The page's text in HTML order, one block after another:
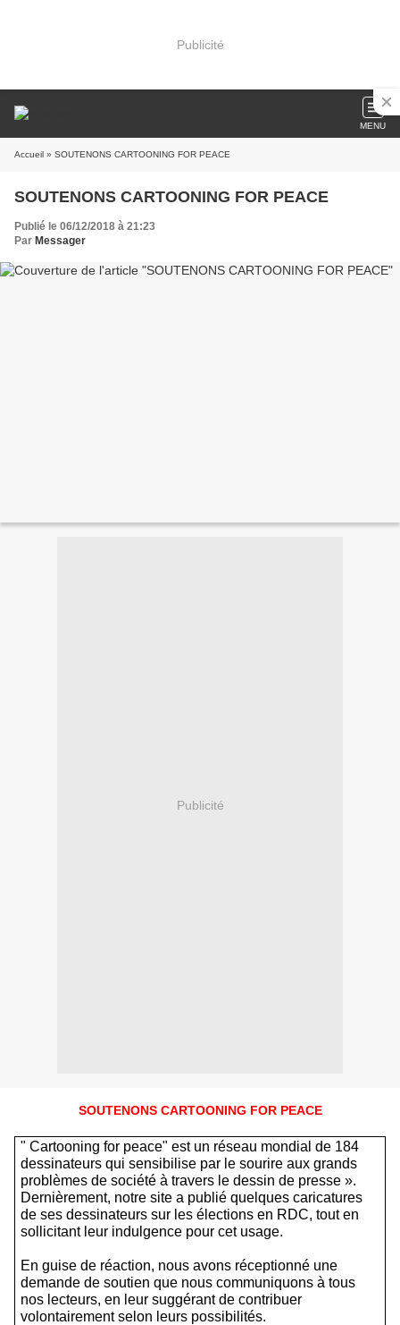
Publicité
MENU
Accueil » SOUTENONS CARTOONING FOR PEACE
SOUTENONS CARTOONING FOR PEACE
Publié le 06/12/2018 à 21:23
Par Messager
Publicité
SOUTENONS CARTOONING FOR PEACE
" Cartooning for peace" est un réseau mondial de 184
dessinateurs qui sensibilise par le sourire aux grands
problèmes de société à travers le dessin de presse ».
Dernièrement, notre site a publié quelques caricatures
de ses dessinateurs sur les élections en RDC, tout en
sollicitant leur indulgence pour cet usage.
En guise de réaction, nous avons réceptionné une
demande de soutien que nous communiquons à tous
nos lecteurs, en leur suggérant de contribuer
volontairement selon leurs possibilités.